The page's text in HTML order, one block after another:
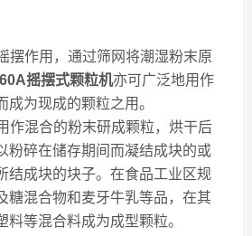
摆作用，通过筛网将潮湿粉末原
摇摆式颗粒机亦可广泛地用作
成为现成的颗粒之用。
作混合的粉末研成颗粒，烘干后
粉碎在储存期间而凝结成块的或
结成块的块子。在食品工业区规
糖混合物和麦牙牛乳等品，在其
料等混合料成为成型颗粒。